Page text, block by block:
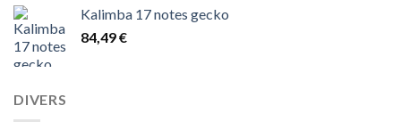
14,00 €
Kalimba 17 notes gecko
84,49€
DIVERS